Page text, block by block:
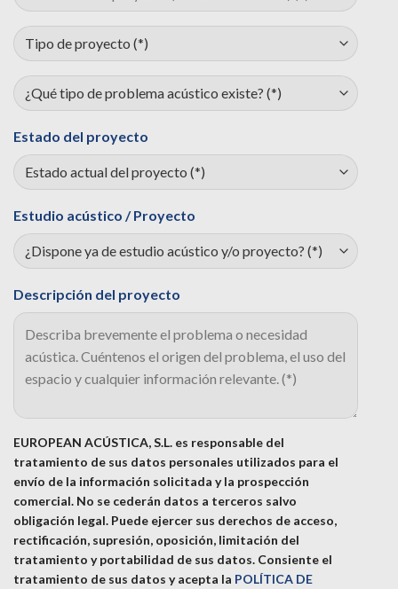
Estado del proyecto
Estudio acústico / Proyecto
Descripción del proyecto
EUROPEAN ACÚSTICA, S.L. es responsable del
tratamiento de sus datos personales utilizados para el
envío de la información solicitada y la prospección
comercial. No se cederán datos a terceros salvo
obligación legal. Puede ejercer sus derechos de acceso,
rectificación, supresión, oposición, limitación del
tratamiento y portabilidad de sus datos. Consiente el
tratamiento de sus datos y acepta la POLÍTICA DE